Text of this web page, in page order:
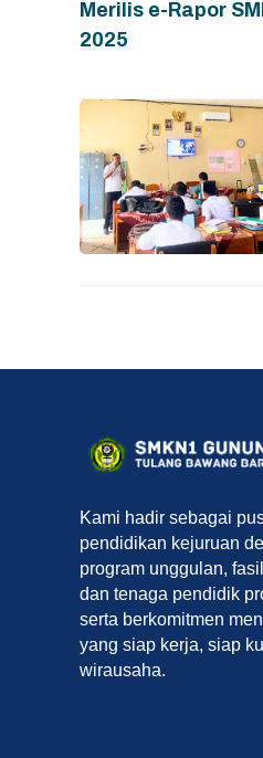
Kami hadir sebagai
pendidikan kejuruan
program unggulan,
dan tenaga pendidik
serta berkomitmen
yang siap kerja, siap
wirausaha.